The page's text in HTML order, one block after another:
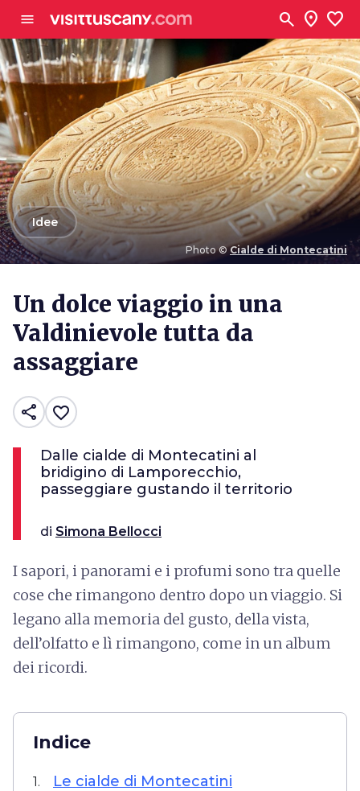
menu search location_on favorite
Photo © Cialde di Montecatini
arrow_backIdee
Un dolce viaggio in una
Valdinievole tutta da
assaggiare
share favorite_border
Dalle cialde di Montecatini al
bridigino di Lamporecchio,
passeggiare gustando il territorio
di Simona Bellocci
I sapori, i panorami e i profumi sono tra quelle
cose che rimangono dentro dopo un viaggio. Si
legano alla memoria del gusto, della vista,
dell’olfatto e lì rimangono, come in un album
dei ricordi.
Indice
1. Le cialde di Montecatini